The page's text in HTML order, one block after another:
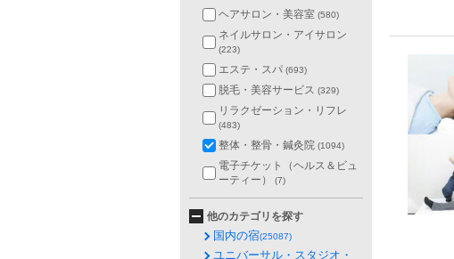
ヘアサロン・美容室 (580)
ネイルサロン・アイサロン
(223)
エステ・スパ (693)
脱毛・美容サービス (329)
リラクゼーション・リフレ
(483)
整体・整骨・鍼灸院 (1094)
電子チケット（ヘルス＆ビュ
ーティー）
(7)
他のカテゴリを探す
国内の宿(25087)
ユニバーサル・スタジオ・